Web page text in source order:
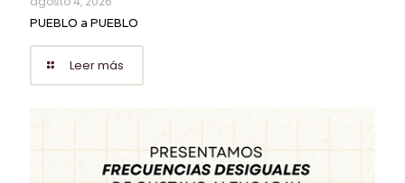
PUEBLO a PUEBLO
Leer más